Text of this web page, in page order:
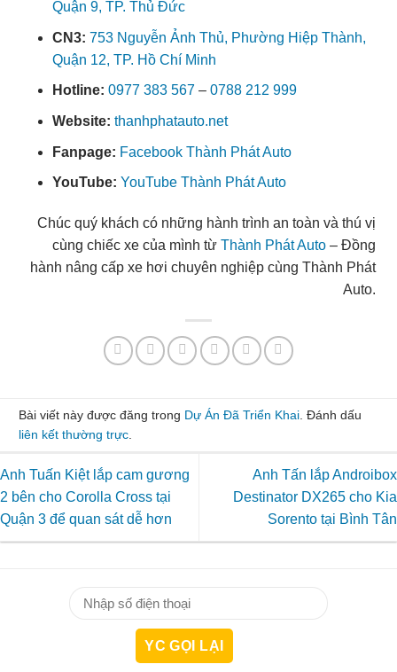
Quận 9, TP. Thủ Đức
CN3: 753 Nguyễn Ảnh Thủ, Phường Hiệp Thành,
Quận 12, TP. Hồ Chí Minh
Hotline: 0977 383 567 – 0788 212 999
Website: thanhphatauto.net
Fanpage: Facebook Thành Phát Auto
YouTube: YouTube Thành Phát Auto
Chúc quý khách có những hành trình an toàn và thú vị
cùng chiếc xe của mình từ Thành Phát Auto – Đồng
hành nâng cấp xe hơi chuyên nghiệp cùng Thành Phát
Auto.
Bài viết này được đăng trong Dự Án Đã Triển Khai . Đánh dấu
liên kết thường trực
Anh Tuấn Kiệt lắp cam gương
2 bên cho Corolla Cross tại
Quận 3 để quan sát dễ hơn
Anh Tấn lắp Androibox
Destinator DX265 cho Kia
Sorento tại Bình Tân